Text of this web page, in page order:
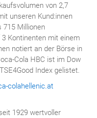
von 2,7
unseren Kund:innen
715 Millionen
Kontinenten mit einem
notiert an der Börse in
Cola HBC ist im Dow
Index gelistet.
colahellenic.at
1929 wertvoller